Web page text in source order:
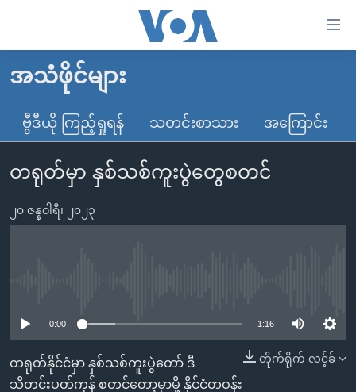
လွယ်ကူ
သည့်
များ
ပင်မ
ပင်မ
အ
ညွန်း
မူလစာမျက်နှာ
မြန်မာ
ကမ္ဘာ့သတင်းများ
နိုင်ငံတကာ
တရုတ်
ဗွီဒီယို
ရပ်ဝန်းတခု လမ်းတခု အလွန်
ရုပ်ရှင်ထဲက အင်္ဂလိပ်စာ
သုတပဒေသာ အင်္ဂလိပ်စာ
တီဗွီ
ရေဒီယို/တီဗွီအစီအစဉ်
Learning English
အသံဖိုင်များ
ဗွီဒီယို ကြည့်ရှုရန် သတင်းစာသား အကြောင်း
တရုတ်မှာ နှစ်သစ်ကူးပွဲတွေစတင်
၂၀ ဇန္နဝါရီ၊ ၂၀၂၃
0:00 1:16
တိုက်ရိုက် လင့်ခ်
တရုတ်နိုင်ငံမှာ နှစ်သစ်ကူးပွဲတော် ဒီ
သီတင်းပတ်ကုန် စတင်တော့မှာမို့ နိုင်ငံတဝန်း